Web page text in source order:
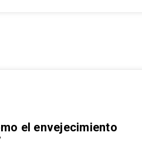
el envejecimiento